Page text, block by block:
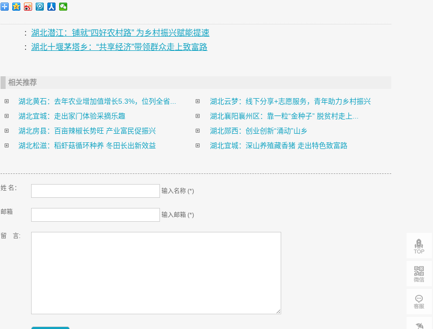
:
湖北潜江：铺就“四好农村路” 为乡村振兴赋能提速
:
湖北十堰茅塔乡：“共享经济”带领群众走上致富路
相关推荐
湖北黄石：去年农业增加值增长5.3%，位列全省...
湖北云梦：线下分享+志愿服务，青年助力乡村振兴
湖北宜城：走出家门体验采摘乐趣
湖北襄阳襄州区：靠一粒“金种子” 脱贫村走上...
湖北房县：百亩辣椒长势旺 产业富民促振兴
湖北郧西：创业创新“涌动”山乡
湖北松滋：稻虾菇循环种养 冬田长出新效益
湖北宜城：深山养殖藏香猪 走出特色致富路
姓 名： 输入名称 (*)
邮箱 输入邮箱 (*)
留 言: